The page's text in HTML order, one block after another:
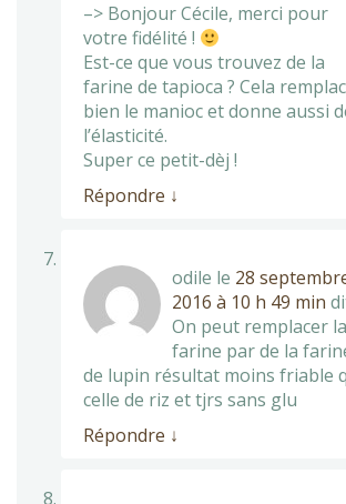
–> Bonjour Cécile, merci pour
votre fidélité !
Est-ce que vous trouvez de la
farine de tapioca ? Cela
bien le manioc et donne aussi
l’élasticité.
Super ce petit-dèj !
Répondre ↓
odile le 28
2016 à 10 h 49 min
On peut remplacer la
farine par de la
de lupin résultat moins friable
celle de riz et tjrs sans glu
Répondre ↓